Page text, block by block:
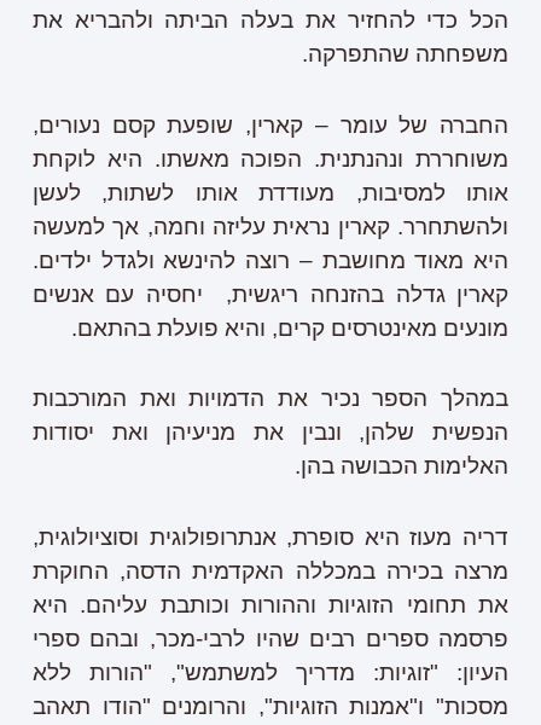
הכל כדי להחזיר את בעלה הביתה ולהבריא את
משפחתה שהתפרקה.
החברה של עומר – קארין, שופעת קסם נעורים,
משוחררת ונהנתנית. הפוכה מאשתו. היא לוקחת
אותו למסיבות, מעודדת אותו לשתות, לעשן
ולהשתחרר. קארין נראית עליזה וחמה, אך למעשה
היא מאוד מחושבת – רוצה להינשא ולגדל ילדים.
קארין גדלה בהזנחה ריגשית, יחסיה עם אנשים
מונעים מאינטרסים קרים, והיא פועלת בהתאם.
במהלך הספר נכיר את הדמויות ואת המורכבות
הנפשית שלהן, ונבין את מניעיהן ואת יסודות
האלימות הכבושה בהן.
דריה מעוז היא סופרת, אנתרופולוגית וסוציולוגית,
מרצה בכירה במכללה האקדמית הדסה, החוקרת
את תחומי הזוגיות וההורות וכותבת עליהם. היא
פרסמה ספרים רבים שהיו לרבי-מכר, ובהם ספרי
העיון: "זוגיות: מדריך למשתמש", "הורות ללא
מסכות" ו"אמנות הזוגיות", והרומנים "הודו תאהב